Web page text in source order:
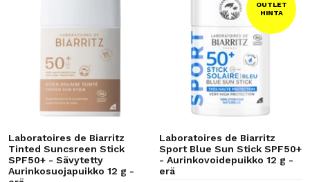
Laboratoires de Biarritz
Tinted Suncsreen Stick
SPF50+ - Sävytetty
Aurinkosuojapuikko 12 g -
OUTLET
HINTA
Laboratoires de Biarritz
Sport Blue Sun Stick SPF50+
- Aurinkovoidepuikko 12 g -
erä